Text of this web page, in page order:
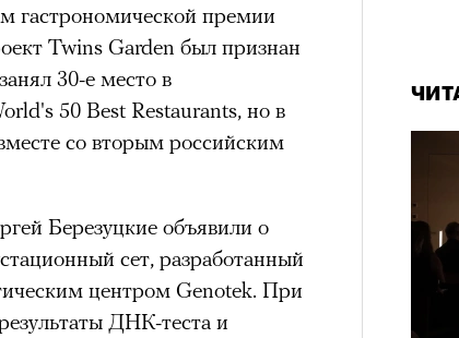
гастрономической премии
Twins Garden был признан
30-е место в
50 Best Restaurants, но в
со вторым российским
Березуцкие объявили о
сет, разработанный
центром Genotek. При
ДНК-теста и